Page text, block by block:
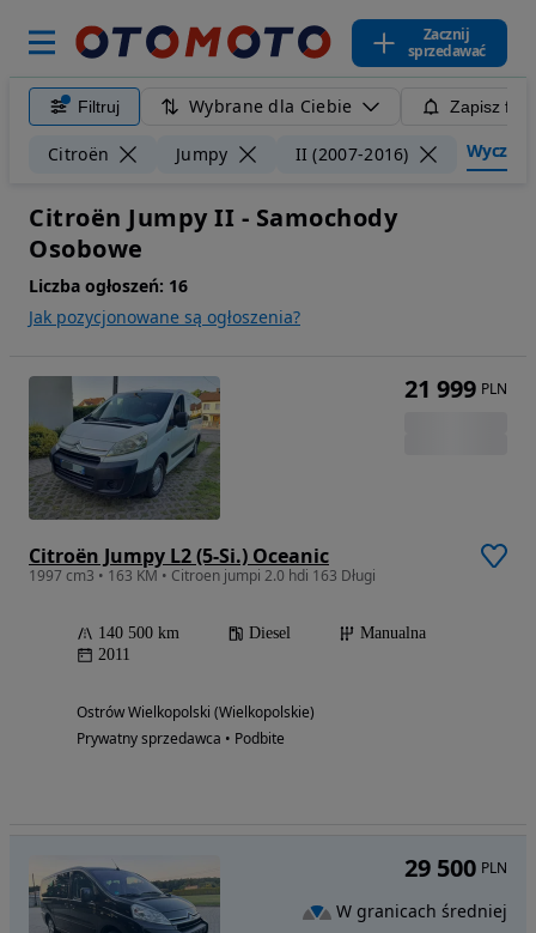
Zacznij
sprzedawać
Filtruj Wybrane dla Ciebie Zapisz
Citroën Jumpy II (2007-2016)
Citroën Jumpy II - Samochody
Osobowe
Liczba ogłoszeń: 16
Jak pozycjonowane są ogłoszenia?
Citroën Jumpy L2 (5-Si.) Oceanic
1997 cm3 • 163 KM • Citroen jumpi 2.0 hdi 163 Długi
140 500 km Diesel
Manualna
2011
Ostrów Wielkopolski (Wielkopolskie)
Prywatny sprzedawca • Podbite
21 999 PLN
29 500 PLN
W granicach średniej